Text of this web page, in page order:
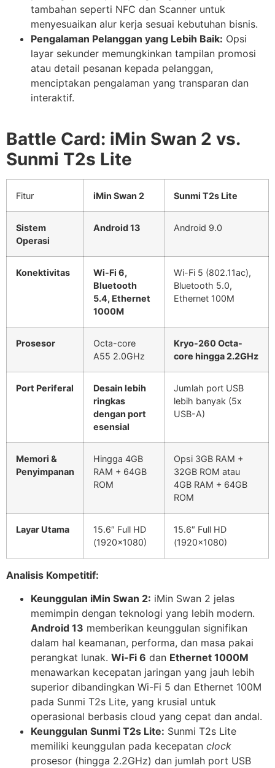
tambahan seperti NFC dan Scanner untuk
menyesuaikan alur kerja sesuai kebutuhan bisnis.
Pengalaman Pelanggan yang Lebih Baik: Opsi
layar sekunder memungkinkan tampilan promosi
atau detail pesanan kepada pelanggan,
menciptakan pengalaman yang transparan dan
interaktif.
Battle Card: iMin Swan 2 vs.
Sunmi T2s Lite
Fitur iMin Swan 2 Sunmi T2s Lite
Sistem
Operasi
Android 13 Android 9.0
Konektivitas
Wi-Fi 6,
Bluetooth
5.4, Ethernet
1000M
Wi-Fi 5 (802.11ac),
Bluetooth 5.0,
Ethernet 100M
Prosesor
Octa-core
A55 2.0GHz
Kryo-260 Octa-
core hingga 2.2GHz
Port Periferal
Desain lebih
ringkas
dengan port
esensial
Jumlah port USB
lebih banyak (5x
USB-A)
Memori &
Penyimpanan
Hingga 4GB
RAM + 64GB
ROM
Opsi 3GB RAM +
32GB ROM atau
4GB RAM + 64GB
ROM
Layar Utama
15.6″ Full HD
(1920×1080)
15.6″ Full HD
(1920×1080)
Analisis Kompetitif:
Keunggulan iMin Swan 2: iMin Swan 2 jelas
memimpin dengan teknologi yang lebih modern.
Android 13 memberikan keunggulan signifikan
dalam hal keamanan, performa, dan masa pakai
perangkat lunak. Wi-Fi 6 dan Ethernet 1000M
menawarkan kecepatan jaringan yang jauh lebih
superior dibandingkan Wi-Fi 5 dan Ethernet 100M
pada Sunmi T2s Lite, yang krusial untuk
operasional berbasis cloud yang cepat dan andal.
Keunggulan Sunmi T2s Lite: Sunmi T2s Lite
memiliki keunggulan pada kecepatan clock
prosesor (hingga 2.2GHz) dan jumlah port USB